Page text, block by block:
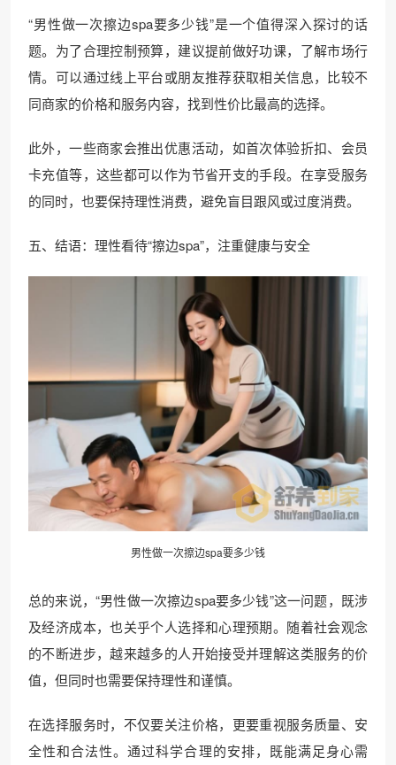
“男性做一次擦边spa要多少钱”是一个值得深入探讨的话
题。为了合理控制预算，建议提前做好功课，了解市场行
情。可以通过线上平台或朋友推荐获取相关信息，比较不
同商家的价格和服务内容，找到性价比最高的选择。
此外，一些商家会推出优惠活动，如首次体验折扣、会员
卡充值等，这些都可以作为节省开支的手段。在享受服务
的同时，也要保持理性消费，避免盲目跟风或过度消费。
五、结语：理性看待“擦边spa”，注重健康与安全
男性做一次擦边spa要多少钱
总的来说，“男性做一次擦边spa要多少钱”这一问题，既涉
及经济成本，也关乎个人选择和心理预期。随着社会观念
的不断进步，越来越多的人开始接受并理解这类服务的价
值，但同时也需要保持理性和谨慎。
在选择服务时，不仅要关注价格，更要重视服务质量、安
全性和合法性。通过科学合理的安排，既能满足身心需